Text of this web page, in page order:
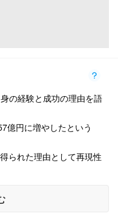
の経験と成功の理由を語
億円に増やしたという
られた理由として再現性